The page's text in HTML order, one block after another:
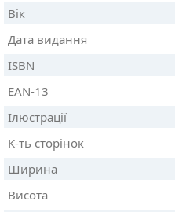
Вік
Дата видання
ISBN
EAN-13
Ілюстрації
К-ть сторінок
Ширина
Висота